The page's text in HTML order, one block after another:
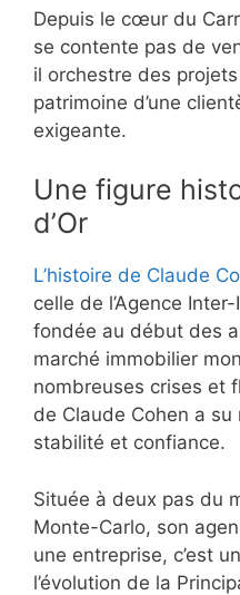
Depuis le cœur du
se contente pas de
il orchestre des
patrimoine d’une
exigeante.
Une figure
d’Or
L’histoire de Claude
celle de l’Agence
fondée au début des
marché immobilier
nombreuses crises et
de Claude Cohen a
stabilité et confiance.
Située à deux pas du
Monte-Carlo, son
une entreprise, c’est
l’évolution de la